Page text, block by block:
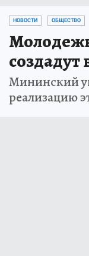
НОВОСТИ ОБЩЕСТВО
Мининский
реализацию